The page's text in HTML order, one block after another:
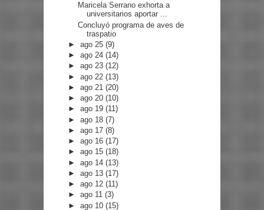
Maricela Serrano exhorta a
universitarios aportar ...
Concluyó programa de aves de
traspatio
►ago 25(9)
►ago 24(14)
►ago 23(12)
►ago 22(13)
►ago 21(20)
►ago 20(10)
►ago 19(11)
►ago 18(7)
►ago 17(8)
►ago 16(17)
►ago 15(18)
►ago 14(13)
►ago 13(17)
►ago 12(11)
►ago 11(3)
►ago 10(15)